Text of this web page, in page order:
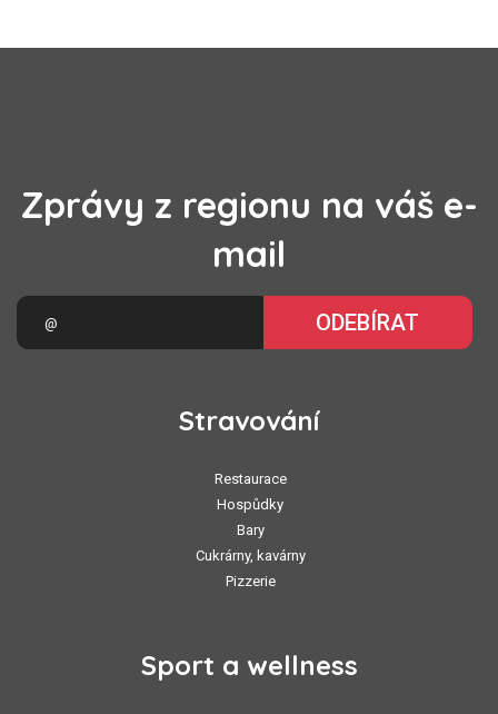
Zprávy z regionu na váš e-
mail
ODEBÍRAT
Stravování
Restaurace
Hospůdky
Bary
Cukrárny, kavárny
Pizzerie
Sport a wellness